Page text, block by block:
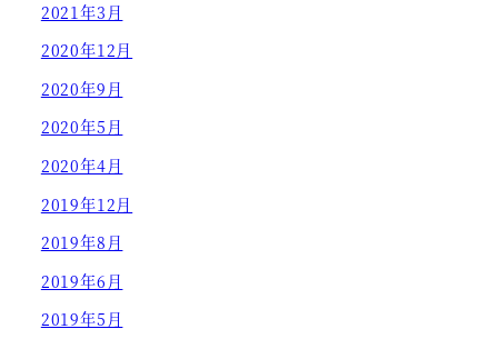
2021年3月
2020年12月
2020年9月
2020年5月
2020年4月
2019年12月
2019年8月
2019年6月
2019年5月